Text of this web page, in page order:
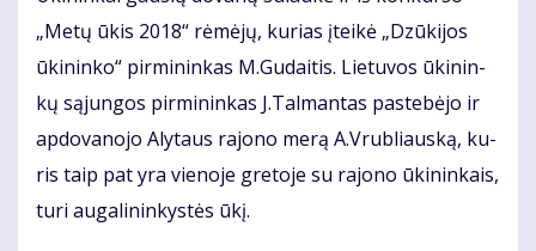
„Me­tų ūkis 2018“ rė­mė­jų, ku­rias įtei­kė „Dzū­ki­jos
ūki­nin­ko“ pir­mi­nin­kas M.Gu­dai­tis. Lie­tu­vos ūki­nin­
kų są­jun­gos pir­mi­nin­kas J.Tal­man­tas pa­ste­bė­jo ir
ap­do­va­no­jo Aly­taus ra­jo­no me­rą A.Vrub­liaus­ką, ku­
ris taip pat yra vie­no­je gre­to­je su ra­jo­no ūki­nin­kais,
tu­ri au­ga­li­nin­kys­tės ūkį.